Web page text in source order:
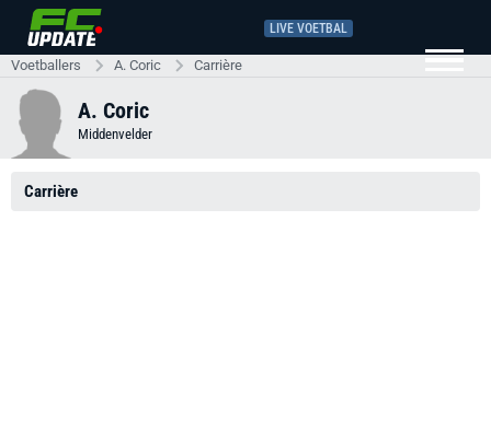
LIVE VOETBAL
Voetballers A. Coric Carrière
A. Coric
Middenvelder
Carrière